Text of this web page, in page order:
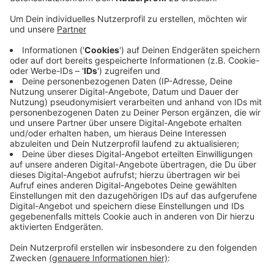
nächster Nähe auf die Finger schauen. Sein
Auftritt wird zusätzlich auf einer großen Leinwand
gezeigt. Weide hat bereits mit 13 die ersten
Zauberwettbewerbe gewonnen und 2018 holt er
den ersten Platz bei der Weltmeisterschaft der
Zauberkunst in der Sparte Salon Magie. Für die
Show sind noch Restkarten zu bekommen. Karten
können für 25,00 Euro (bei freier Platzwahl) an der
Bürgerinfo im Gevelsberger Rathaus, Rathausplatz
1 (Tel.: 02332 771-0; Mo.-Do. 8-16 Uhr, Fr. 8-13 Uhr),
in der Stadtbücherei, Wittener Str. 13 (Tel. 02332
83982) oderim Interneterworben werden.
Veröffentlicht:Dienstag, 19.11.2024 06:32
Anzeige